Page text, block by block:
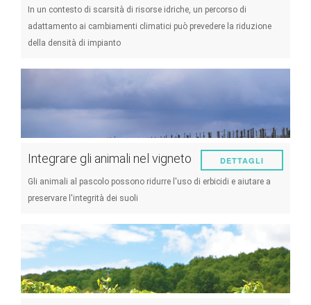
In un contesto di scarsità di risorse idriche, un percorso di
adattamento ai cambiamenti climatici può prevedere la riduzione
della densità di impianto
Integrare gli animali nel vigneto
Gli animali al pascolo possono ridurre l'uso di erbicidi e aiutare a
preservare l'integrità dei suoli
DETTAGLI